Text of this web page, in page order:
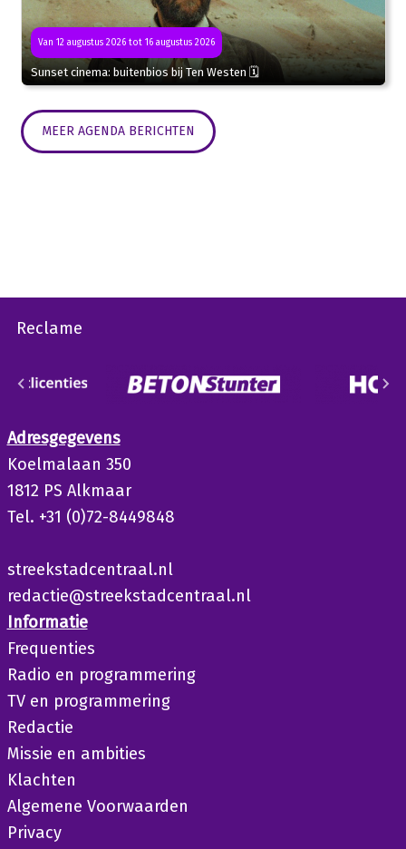
Van 12 augustus 2026 tot 16 augustus 2026
Sunset cinema: buitenbios bij Ten Westen 🗓
MEER AGENDA BERICHTEN
Reclame
Adresgegevens
Koelmalaan 350
1812 PS Alkmaar
Tel. +31 (0)72-8449848
streekstadcentraal.nl
redactie@streekstadcentraal.nl
Informatie
Frequenties
Radio en programmering
TV en programmering
Redactie
Missie en ambities
Klachten
Algemene Voorwaarden
Privacy